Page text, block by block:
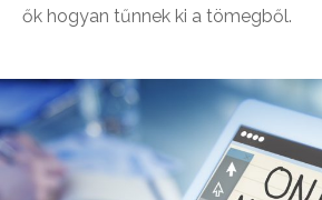
ők hogyan tűnnek ki a tömegből.